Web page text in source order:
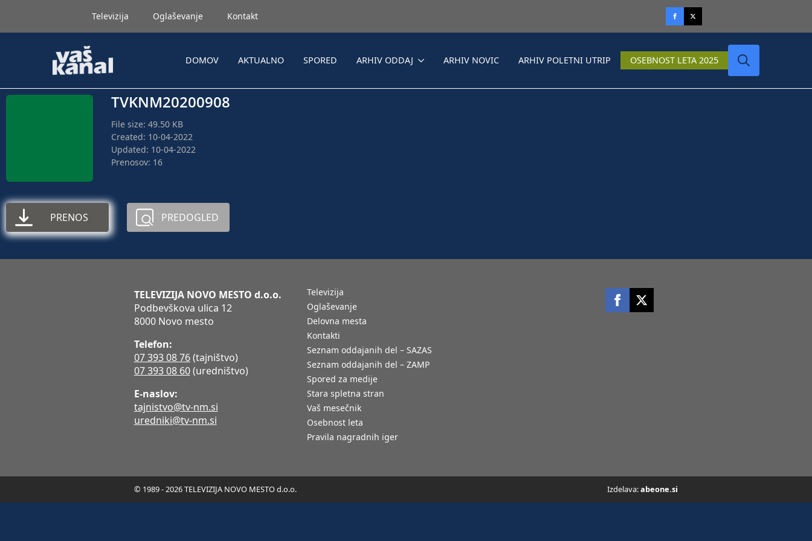
Televizija Oglaševanje Kontakt
DOMOV AKTUALNO SPORED ARHIV ODDAJ ARHIV NOVIC ARHIV POLETNI UTRIP OSEBNOST LETA 2025
TVKNM20200908
File size: 49.50 KB
Created: 10-04-2022
Updated: 10-04-2022
Prenosov: 16
PRENOS PREDOGLED
TELEVIZIJA NOVO MESTO d.o.o.
Podbevškova ulica 12
8000 Novo mesto
Telefon:
07 393 08 76(tajništvo)
07 393 08 60(uredništvo)
E-naslov:
tajnistvo@tv-nm.si
uredniki@tv-nm.si
Televizija
Oglaševanje
Delovna mesta
Kontakti
Seznam oddajanih del – SAZAS
Seznam oddajanih del – ZAMP
Spored za medije
Stara spletna stran
Vaš mesečnik
Osebnost leta
Pravila nagradnih iger
© 1989 - 2026 TELEVIZIJA NOVO MESTO d.o.o. Izdelava:abeone.si